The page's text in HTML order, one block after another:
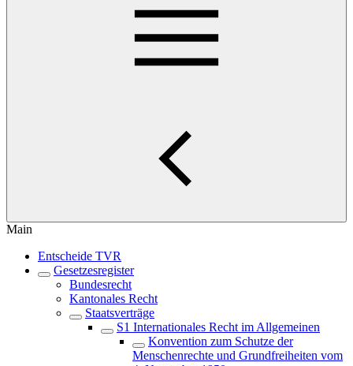
Main
Entscheide TVR
Gesetzesregister
Bundesrecht
Kantonales Recht
Staatsverträge
S1 Internationales Recht im Allgemeinen
Konvention zum Schutze der
Menschenrechte und Grundfreiheiten vom